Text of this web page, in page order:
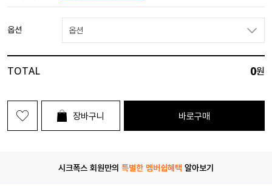
옵션 옵션
TOTAL 0원
장바구니 바로구매
시크폭스 회원만의 특별한 멤버쉽혜택 알아보기